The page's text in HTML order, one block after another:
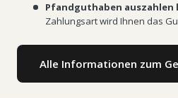
Pfandguthaben auszahlen
Zahlungsart wird Ihnen das
Alle Informationen zum